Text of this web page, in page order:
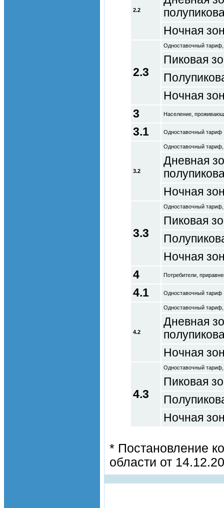
2.2
Ночная
2.3
Одноставочный
Пиковая
Ночная
3
Население,
3.1 Одноставочный тариф
3.2
Одноставочный
Дневная
Ночная
3.3
Одноставочный
Пиковая
Ночная
4
Потребители,
4.1 Одноставочный тариф
4.2
Одноставочный
Дневная
Ночная
4.3
Одноставочный
Пиковая
Ночная
* Постановление
области от